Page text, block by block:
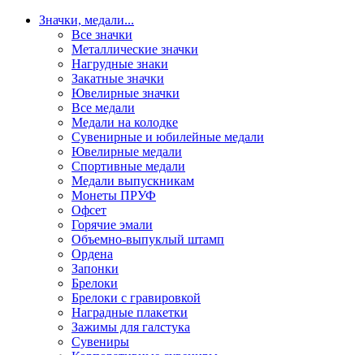
Значки, медали...
Все значки
Металлические значки
Нагрудные знаки
Закатные значки
Ювелирные значки
Все медали
Медали на колодке
Сувенирные и юбилейные медали
Ювелирные медали
Спортивные медали
Медали выпускникам
Монеты ПРУФ
Офсет
Горячие эмали
Объемно-выпуклый штамп
Ордена
Запонки
Брелоки
Брелоки с гравировкой
Наградные плакетки
Зажимы для галстука
Сувениры